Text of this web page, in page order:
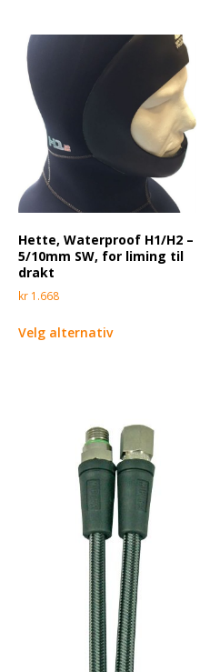
Hette, Waterproof H1/H2 –
5/10mm SW, for liming til
drakt
kr 1.668
Velg alternativ